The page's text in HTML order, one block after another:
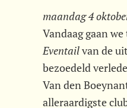
maandag 4
Vandaag gaan
Eventailvan de
bezoedeld
Van den
alleraardigste